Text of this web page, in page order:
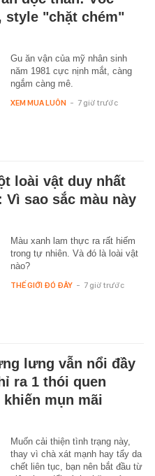
style "chặt chém"
Gu ăn vận của mỹ nhân sinh
năm 1981 cực nịnh mắt, càng
ngắm càng mê.
XEM MUA LUÔN - 7 giờ trước
loài vật duy nhất
sao sắc màu này
Màu xanh lam thực ra rất hiếm
trong tự nhiên. Và đó là loài vật
nào?
THẾ GIỚI ĐÓ ĐÂY - 7 giờ trước
lưng vẫn nổi đầy
ra 1 thói quen
mụn mãi
Muốn cải thiện tình trạng này,
thay vì chà xát mạnh hay tẩy da
chết liên tục, bạn nên bắt đầu từ